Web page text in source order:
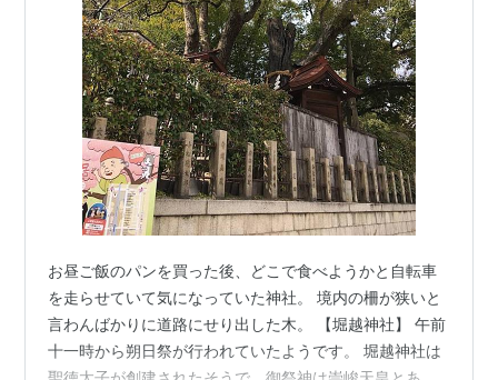
お昼ご飯のパンを買った後、どこで食べようかと自転車
を走らせていて気になっていた神社。 境内の柵が狭いと
言わんばかりに道路にせり出した木。 【堀越神社】 午前
十一時から朔日祭が行われていたようです。 堀越神社は